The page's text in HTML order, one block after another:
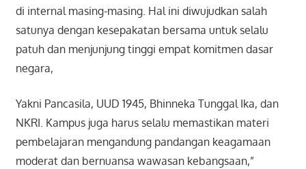
di internal masing-masing. Hal ini diwujudkan salah
satunya dengan kesepakatan bersama untuk selalu
patuh dan menjunjung tinggi empat komitmen dasar
negara,
Yakni Pancasila, UUD 1945, Bhinneka Tunggal Ika, dan
NKRI. Kampus juga harus selalu memastikan materi
pembelajaran mengandung pandangan keagamaan
moderat dan bernuansa wawasan kebangsaan,”